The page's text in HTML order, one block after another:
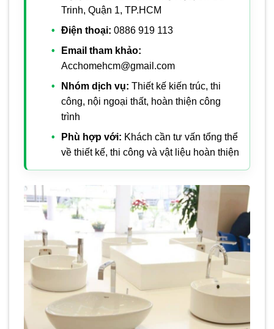
Trinh, Quận 1, TP.HCM
Điện thoại: 0886 919 113
Email tham khảo:
Acchomehcm@gmail.com
Nhóm dịch vụ: Thiết kế kiến trúc, thi
công, nội ngoại thất, hoàn thiện công
trình
Phù hợp với: Khách cần tư vấn tổng thể
về thiết kế, thi công và vật liệu hoàn thiện